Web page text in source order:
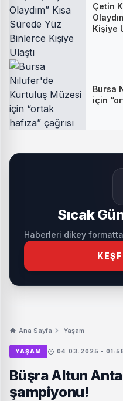
Çetin
Kişiye
Bursa
için
Sıcak
Haberleri dikey formatta
Ana Sayfa Yaşam
YAŞAM 04.03.2025 -
Büşra Altun
şampiyonu!